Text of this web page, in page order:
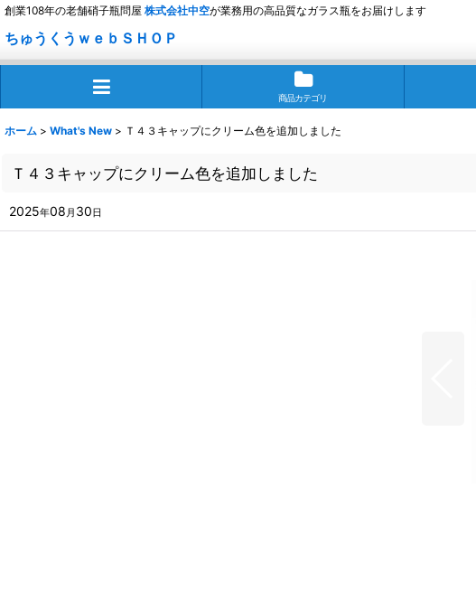
創業108年の老舗硝子瓶問屋 株式会社中空が業務用の高品質なガラス瓶をお届けします
ちゅうくうｗｅｂＳＨＯＰ
商品カテゴリ
ホーム > What's New > Ｔ４３キャップにクリーム色を追加しました
Ｔ４３キャップにクリーム色を追加しました
2025年08 月 30日